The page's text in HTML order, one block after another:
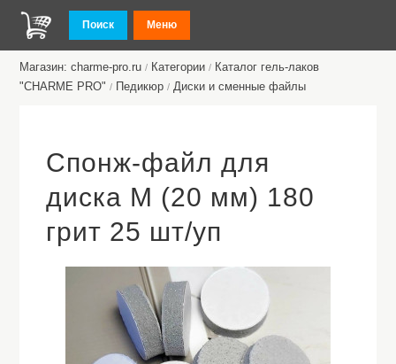
Поиск Меню
Магазин: charme-pro.ru / Категории / Каталог гель-лаков
"CHARME PRO" / Педикюр / Диски и сменные файлы
Спонж-файл для
диска M (20 мм) 180
грит 25 шт/уп